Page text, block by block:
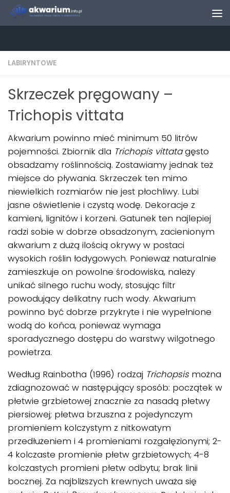
Skip to content
LABIRYNTOWE
Skrzeczek pręgowany –
Trichopis vittata
Akwarium powinno mieć minimum 50 litrów
pojemności. Zbiornik dla Trichopis vittatagęsto
obsadzamy roślinnością. Zostawiamy jednak też
miejsce do pływania. Skrzeczek ten mimo
niewielkich rozmiarów nie jest płochliwy. Lubi
jasne oświetlenie i czystą wodę. Dekoracje z
kamieni, lignitów i korzeni. Gatunek ten najlepiej
radzi sobie w dobrze obsadzonym, zacienionym
akwarium z dużą ilością okrywy w postaci
wysokich roślin łodygowych. Ponieważ naturalnie
zamieszkuje on powolne środowiska, należy
unikać silnego ruchu wody, stosując filtr
powodujący delikatny ruch wody. Akwarium
powinno być dobrze przykryte i nie wypełnione
wodą do końca, ponieważ wymaga
sporadycznego dostępu do warstwy wilgotnego
powietrza.
Według Rainbotha (1996) rodzaj Trichopsis można
zdiagnozować w następujący sposób: początek w
płetwie grzbietowej znacznie za nasadą płetwy
piersiowej; płetwa brzuszna z pojedynczym
promieniem kolczystym z nitkowatym
przedłużeniem i 4 promieniami rozgałęzionymi; 2-
4 kolczaste promienie płetw grzbietowych; 4-8
kolczastych promieni płetw odbytu; brak linii
bocznej. Za najbliższych krewnych uważa się